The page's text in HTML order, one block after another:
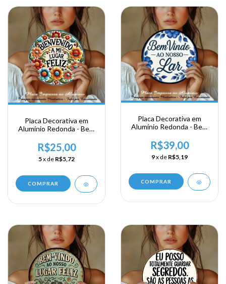
Placa Decorativa em
Alumínio Redonda - Bem
R$25,00
5x de R$5,72
COMPRAR
Placa Decorativa em
Alumínio Redonda - Bem
R$39,00
9x de R$5,19
COMPRAR